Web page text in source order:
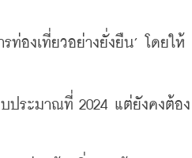
ท่องเที่ยวอย่างยั่งยืน’ โดยให้
ประมาณที่ 2024 แต่ยังคงต้อง